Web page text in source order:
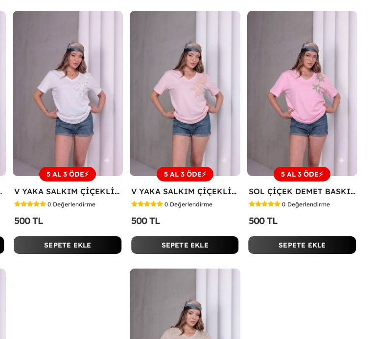
Siyah
5 AL 3 ÖDE⚡
V YAKA SALKIM ÇİÇEKLİ TİŞÖRT Beyaz
0 Değerlendirme
500 TL
SEPETE EKLE
5 AL 3 ÖDE⚡
V YAKA SALKIM ÇİÇEKLİ TİŞÖRT Pembe
0 Değerlendirme
500 TL
SEPETE EKLE
5 AL 3 ÖDE⚡
SOL ÇİÇEK DEMET BASKILI TİŞÖRT Pembe
0 Değerlendirme
500 TL
SEPETE EKLE